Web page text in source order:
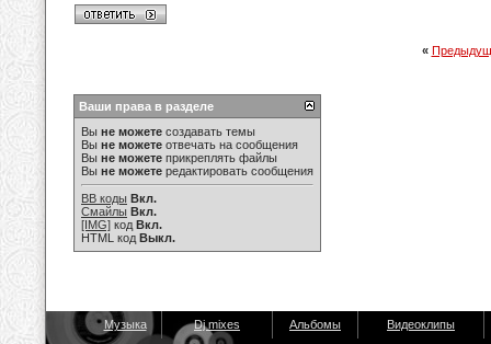
«
Ваши права в разделе
Вы не можете создавать темы
Вы не можете отвечать на сообщения
Вы не можете прикреплять файлы
Вы не можете редактировать сообщения
BB коды Вкл.
Смайлы Вкл.
[IMG] код Вкл.
HTML код Выкл.
Музыка Dj mixes Альбомы Видеоклипы